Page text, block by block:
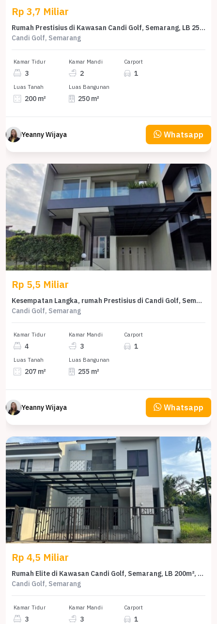
Rp 3,7 Miliar
Rumah Prestisius di Kawasan Candi Golf, Semarang, LB 250m², Harga 3,7 Miliar
Candi Golf, Semarang
Kamar Tidur
3
Kamar Mandi
2
Carport
1
Luas Tanah
200 m²
Luas Bangunan
250 m²
Yeanny Wijaya Whatsapp
Rp 5,5 Miliar
Kesempatan Langka, rumah Prestisius di Candi Golf, Semarang, LB 255m²
Candi Golf, Semarang
Kamar Tidur
4
Kamar Mandi
3
Carport
1
Luas Tanah
207 m²
Luas Bangunan
255 m²
Yeanny Wijaya Whatsapp
Rp 4,5 Miliar
Rumah Elite di Kawasan Candi Golf, Semarang, LB 200m², Harga 4,5 Miliar
Candi Golf, Semarang
Kamar Tidur
3
Kamar Mandi
3
Carport
1